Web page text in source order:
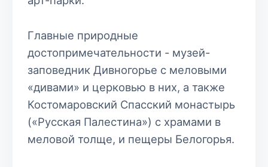
Главные природные
достопримечательности - музей-
заповедник Дивногорье с меловыми
«дивами» и церковью в них, а также
Костомаровский Спасский монастырь
(«Русская Палестина») с храмами в
меловой толще, и пещеры Белогорья.